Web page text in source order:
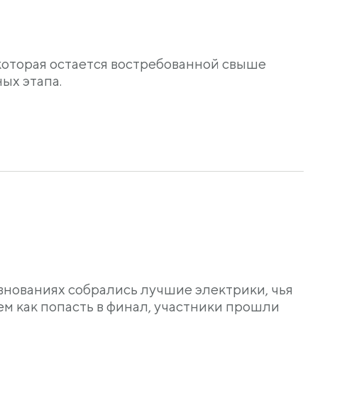
остается востребованной свыше
этапа.
собрались лучшие электрики, чья
как попасть в финал, участники прошли